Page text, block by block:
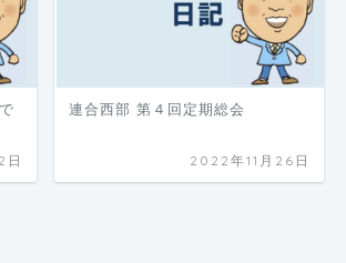
日
連合西部 第４回定期総会
2022年11月26日